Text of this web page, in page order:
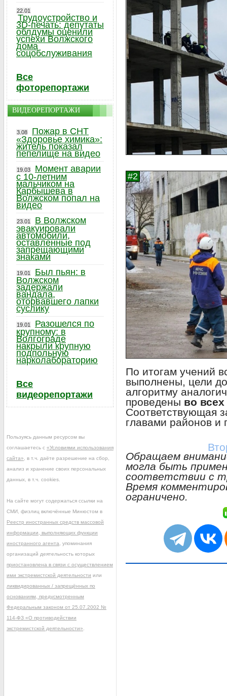
По итогам учений
выполнены, цели
алгоритму
проведены во
Соответствующая
главами районов и
Обращаем
могла быть
соответствии с
Время
ограничено.
22.01
Трудоустройство и
3D-печать: депутаты
облдумы оценили
успехи Волжского
дома
соцобслуживания
Все
фоторепортажи
ВИДЕОРЕПОРТАЖИ
3.08
Пожар в СНТ
«Здоровье химика»:
житель показал
пепелище на видео
19.03
Момент аварии
с 10-летним
мальчиком на
Карбышева в
Волжском попал на
видео
23.01
В Волжском
эвакуировали
автомобили,
оставленные под
запрещающими
знаками
19.01
Был пьян: в
Волжском
задержали
вандала,
оторвавшего лапки
суслику
19.01
Разошелся по
крупному: в
Волгограде
накрыли крупную
подпольную
нарколабораторию
Все
видеорепортажи
Пользуясь данным ресурсом вы
соглашаетесь с «Условиями использования
сайта» , в т.ч. даёте разрешение на сбор,
анализ и хранение своих персональных
данных, в т.ч. cookies.
На сайте могут содержаться ссылки на
СМИ, физлиц включённые Минюстом в
Реестр иностранных средств массовой
информации, выполняющих функции
иностранного агента , упоминания
организаций деятельность которых
приостановлена в связи с осуществлением
ими экстремистской деятельности или
ликвидированных / запрещённых по
основаниям, предусмотренным
Федеральным законом от 25.07.2002 №
114-ФЗ «О противодействии
экстремистской деятельности»